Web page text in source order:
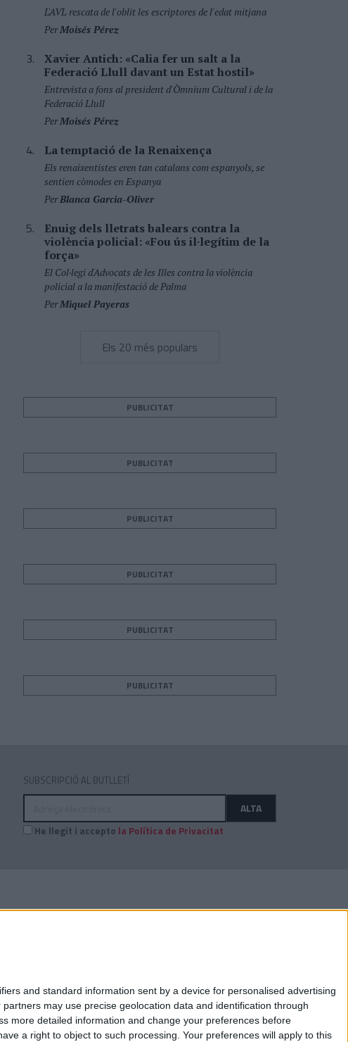
and standard information sent by a device for personalised advertising
may use precise geolocation data and identification through
more detailed information and change your preferences before
a right to object to such processing. Your preferences will apply to this
L'AVL rescata de l'oblit les escriptores de l'edat mitjana
PerMoisés Pérez
Xavier Antich: «Calia fer un salt a la
Federació Llull davant un Estat hostil»
Entrevista a fons al president d'Òmnium Cultural i de la
Federació Llull
PerMoisés Pérez
La temptació de la Renaixença
Els renaixentistes eren tan catalans com espanyols, se
sentien còmodes en Espanya
PerBlanca Garcia-Oliver
Enuig dels lletrats balears contra la
violència policial: «Fou ús il·legítim de la
força»
El Col·legi d'Advocats de les Illes contra la violència
policial a la manifestació de Palma
PerMiquel Payeras
Els 20 més populars
PUBLICITAT
PUBLICITAT
PUBLICITAT
PUBLICITAT
PUBLICITAT
PUBLICITAT
SUBSCRIPCIÓ AL BUTLLETÍ
Adreça
ALTA
He llegit i accepto la Política de Privacitat